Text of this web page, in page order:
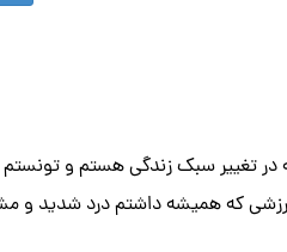
که همیشه داشتم درد شدید و